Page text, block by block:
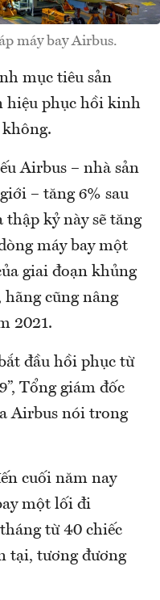
máy bay Airbus.
mục tiêu sản
hiệu phục hồi kinh
Airbus – nhà sản
– tăng 6% sau
kỷ này sẽ tăng
máy bay một
giai đoạn khủng
hãng cũng nâng
2021.
đầu hồi phục từ
Tổng giám đốc
Airbus nói trong
cuối năm nay
một lối đi
từ 40 chiếc
tại, tương đương